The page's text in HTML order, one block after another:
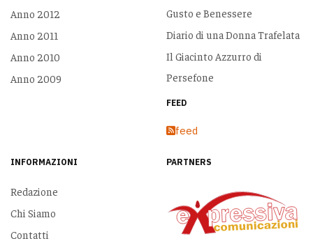
Anno 2012
Anno 2011
Anno 2010
Anno 2009
Gusto e Benessere
Diario di una Donna Trafelata
Il Giacinto Azzurro di
Persefone
FEED
feed
INFORMAZIONI
Redazione
Chi Siamo
Contatti
PARTNERS